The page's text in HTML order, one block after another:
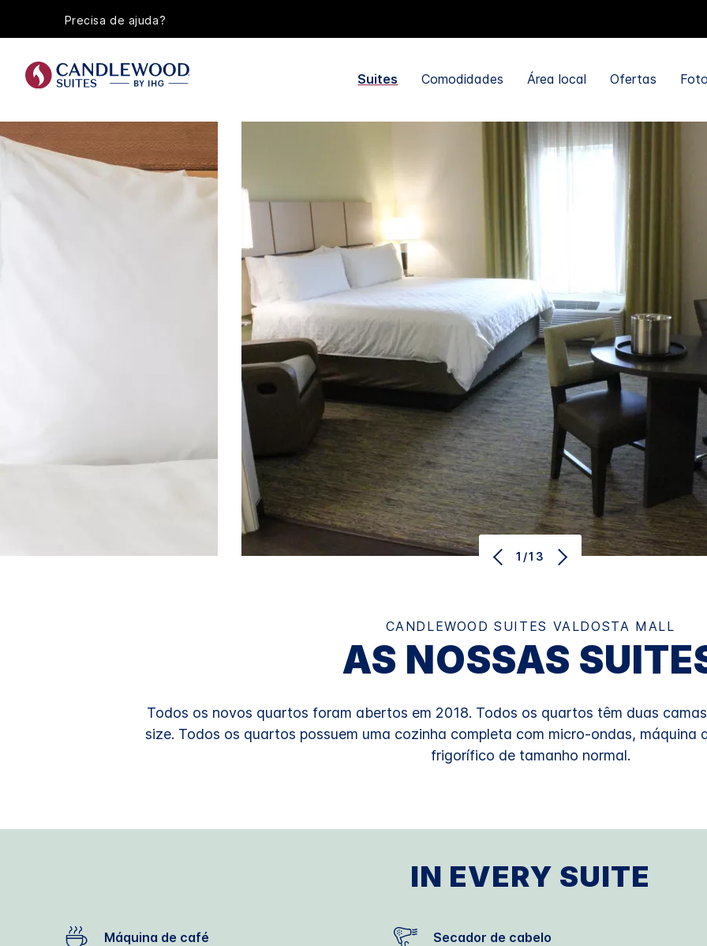
Precisa de ajuda?
Suites Comodidades Área local Ofertas
1/13
CANDLEWOOD SUITES VALDOSTA MALL
AS NOSSAS
Todos os novos quartos foram abertos em 2018. Todos os quartos têm duas
size. Todos os quartos possuem uma cozinha completa com micro-ondas, máquina
frigorífico de tamanho normal.
IN EVERY SUITE
Máquina de café Secador de cabelo